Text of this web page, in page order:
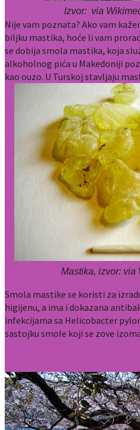
Izvor: via
Nije vam poznata? Ako vam
biljku mastika, hoće li vam
se dobija smola mastika, koja
alkoholnog pića u Makedoniji
kao ouzo. U Turskoj stavljaju
Mastika, izvor: via
Smola mastike se koristi za
higijenu, a ima i dokazana
infekcijama sa Helicobacter
sastojku smole koji se zove